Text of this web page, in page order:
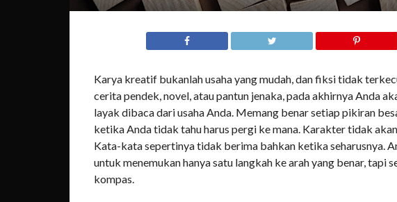
Karya kreatif bukanlah usaha yang mudah, dan fiksi tidak
cerita pendek, novel, atau pantun jenaka, pada akhirnya Anda
layak dibaca dari usaha Anda. Memang benar setiap pikiran
ketika Anda tidak tahu harus pergi ke mana. Karakter tidak
Kata-kata sepertinya tidak berima bahkan ketika seharusnya.
untuk menemukan hanya satu langkah ke arah yang benar,
kompas.